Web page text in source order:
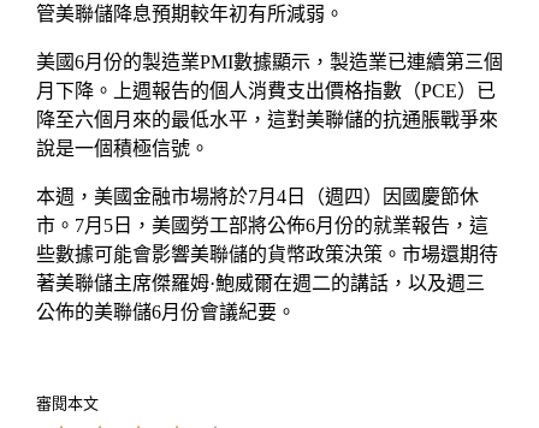
管美聯儲降息預期較年初有所減弱。
美國6月份的製造業PMI數據顯示，製造業已連續第三個
月下降。上週報告的個人消費支出價格指數（PCE）已
降至六個月來的最低水平，這對美聯儲的抗通脹戰爭來
說是一個積極信號。
本週，美國金融市場將於7月4日（週四）因國慶節休
市。7月5日，美國勞工部將公佈6月份的就業報告，這
些數據可能會影響美聯儲的貨幣政策決策。市場還期待
著美聯儲主席傑羅姆·鮑威爾在週二的講話，以及週三
公佈的美聯儲6月份會議紀要。
審閱本文